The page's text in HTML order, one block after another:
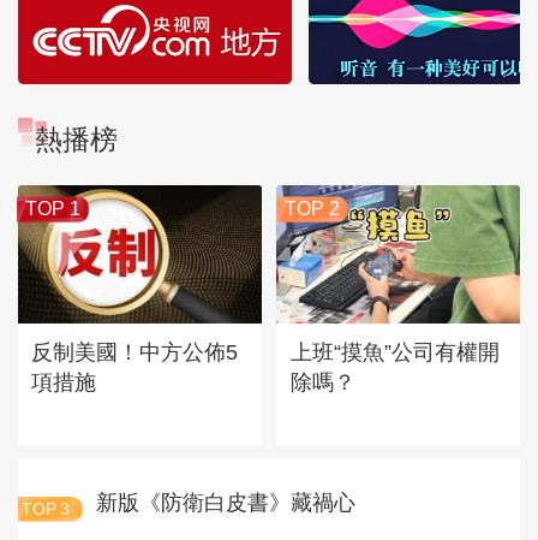
熱播榜
TOP 1
反制美國！中方公佈5
項措施
TOP 2
上班“摸魚”公司有權開
除嗎？
TOP 3 新版《防衛白皮書》藏禍心